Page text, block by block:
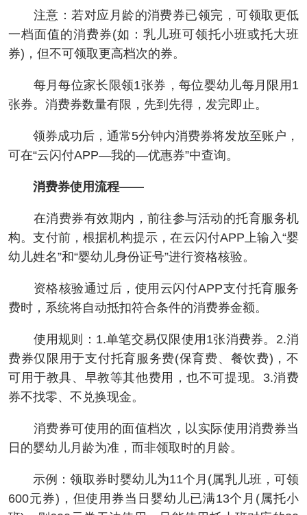
注意：若对应月龄的消费券已领完，可领取更低
一档面值的消费券(如：乳儿班可领托小班或托大班
券)，但不可领取更高档次的券。
每月每位家长限领1张券，每位婴幼儿每月限用1
张券。消费券数量有限，先到先得，发完即止。
领券成功后，通常5分钟内消费券将发放至账户，
可在“云闪付APP—我的—优惠券”中查询。
消费券使用流程——
在消费券有效期内，前往参与活动的托育服务机
构。支付前，根据机构提示，在云闪付APP上输入“婴
幼儿姓名”和“婴幼儿身份证号”进行资格核验。
资格核验通过后，使用云闪付APP支付托育服务
费时，系统将自动抵扣符合条件的消费券金额。
使用规则：1.单笔交易仅限使用1张消费券。2.消
费券仅限用于支付托育服务费(保育费、餐饮费)，不
可用于教具、早教等其他费用，也不可提现。3.消费
券不找零、不兑换现金。
消费券可使用的面值档次，以实际使用消费券当
日的婴幼儿月龄为准，而非领取时的月龄。
示例：领取券时婴幼儿为11个月(属乳儿班，可领
600元券)，但使用券当日婴幼儿已满13个月(属托小